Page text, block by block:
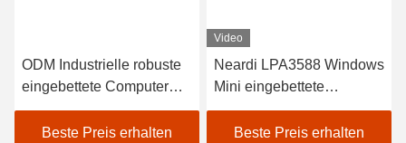
ODM Industrielle robuste
eingebettete Computer
Kompakt PC RK3399pro
Beste Preis erhalten
Video
Neardi LPA3588 Windows
Mini eingebettete
Computersystembox PC
RK3588
Beste Preis erhalten